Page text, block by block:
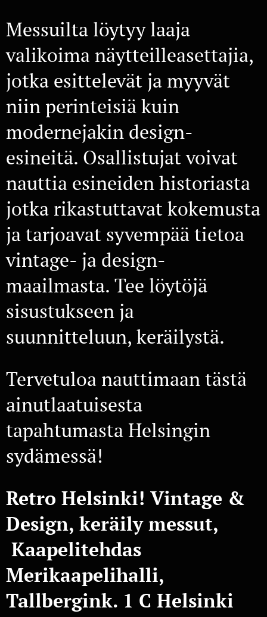
Messuilta löytyy laaja
valikoima näytteilleasettajia,
jotka esittelevät ja myyvät
niin perinteisiä kuin
modernejakin design-
esineitä. Osallistujat voivat
nauttia esineiden historiasta
jotka rikastuttavat kokemusta
ja tarjoavat syvempää tietoa
vintage- ja design-
maailmasta. Tee löytöjä
sisustukseen ja
suunnitteluun, keräilystä.
Tervetuloa nauttimaan tästä
ainutlaatuisesta
tapahtumasta Helsingin
sydämessä!
Retro Helsinki! Vintage &
Design, keräily messut,
Kaapelitehdas
Merikaapelihalli,
Tallbergink. 1 C Helsinki